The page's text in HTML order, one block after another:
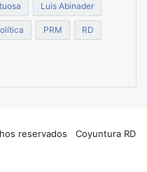
Luis Abinader
PRM RD
reservados Coyuntura RD